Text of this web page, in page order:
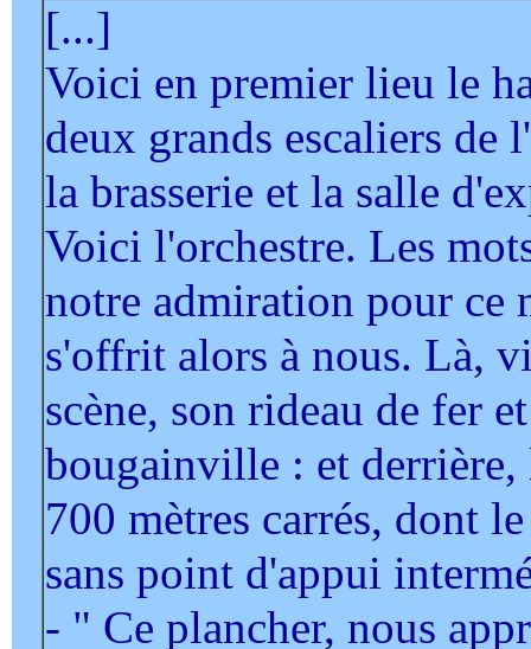
[...]
Voici en premier lieu le
deux grands escaliers de
la brasserie et la salle
Voici l'orchestre. Les
notre admiration pour
s'offrit alors à nous. Là,
scène, son rideau de fer
bougainville : et
700 mètres carrés, dont
sans point d'appui
- " Ce plancher, nous